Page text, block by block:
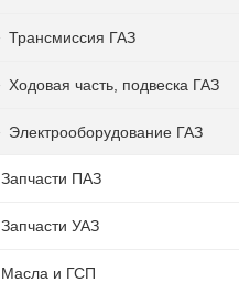
Трансмиссия ГАЗ
Ходовая часть, подвеска ГАЗ
Электрооборудование ГАЗ
Запчасти ПАЗ
Запчасти УАЗ
Масла и ГСП